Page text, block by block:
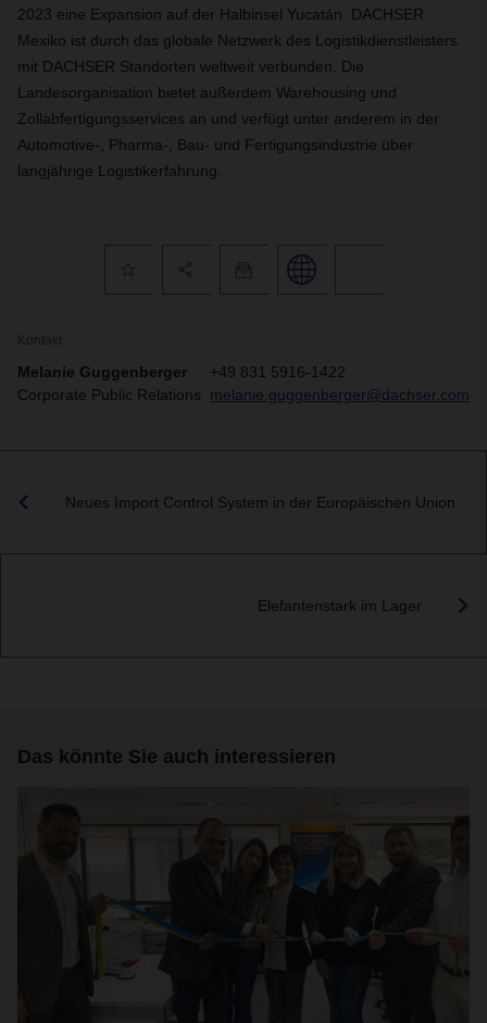
2023 eine Expansion auf der Halbinsel Yucatán. DACHSER
Mexiko ist durch das globale Netzwerk des Logistikdienstleisters
mit DACHSER Standorten weltweit verbunden. Die
Landesorganisation bietet außerdem Warehousing und
Zollabfertigungsservices an und verfügt unter anderem in der
Automotive-, Pharma-, Bau- und Fertigungsindustrie über
langjährige Logistikerfahrung.
Kontakt
Melanie Guggenberger
Corporate Public Relations
+49 831 5916-1422
melanie.guggenberger@dachser.com
Neues Import Control System in der Europäischen Union
Elefantenstark im Lager
Das könnte Sie auch interessieren